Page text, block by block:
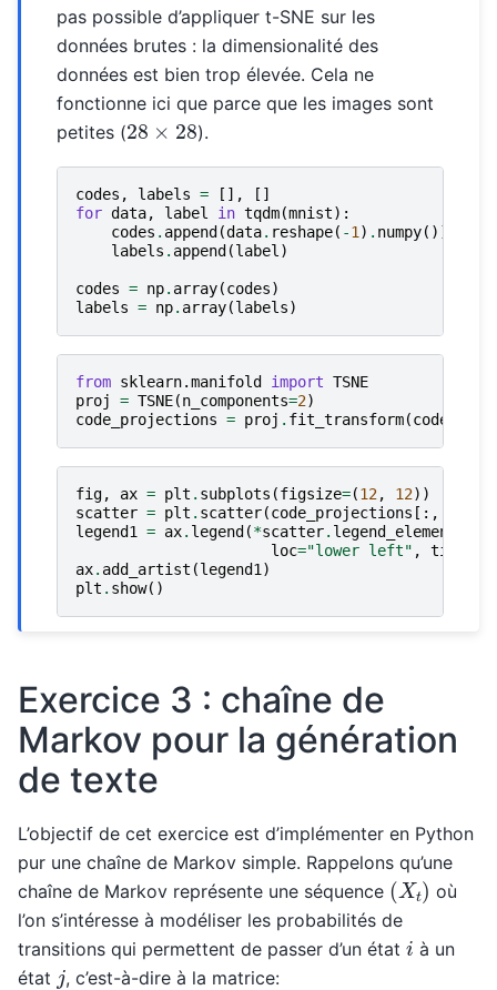
pas possible d’appliquer t-SNE sur les
données brutes : la dimensionalité des
données est bien trop élevée. Cela ne
fonctionne ici que parce que les images sont
petites (28 × 28).
codes , labels = [],
[]
for data, label in tqdm(mnist):
codes . append (data. reshape( -1 ) . numpy())
labels . append (label )
codes = np. array(codes)
labels = np. array(labels)
from sklearn.manifold import TSNE
proj
= TSNE(n_components=2)
code_projections = proj . fit_transform(codes
fig, ax = plt . subplots (figsize=(12, 12))
scatter = plt . scatter(code_projections [:,
legend1
= ax. legend (*scatter. legend_elements
loc="lower left" , title
ax. add_artist (legend1 )
plt . show()
Exercice 3 : chaîne de
Markov pour la génération
de texte
L’objectif de cet exercice est d’implémenter en Python
pur une chaîne de Markov simple. Rappelons qu’une
chaîne de Markov représente une séquence ( Xt ) où
l’on s’intéresse à modéliser les probabilités de
transitions qui permettent de passer d’un état i à un
état j , c’est-à-dire à la matrice: